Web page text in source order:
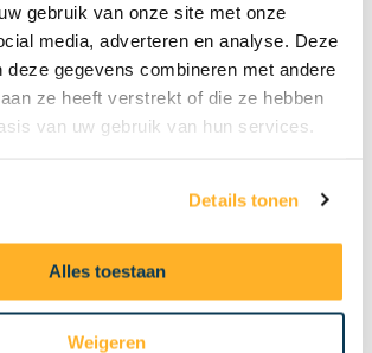
gebruik van onze site met onze
media, adverteren en analyse. Deze
deze gegevens combineren met andere
ze heeft verstrekt of die ze hebben
van uw gebruik van hun services.
Details tonen
Alles toestaan
Weigeren
—
66 x 140 cm
cm
M08 / 308 / 2
78 x 140 cm